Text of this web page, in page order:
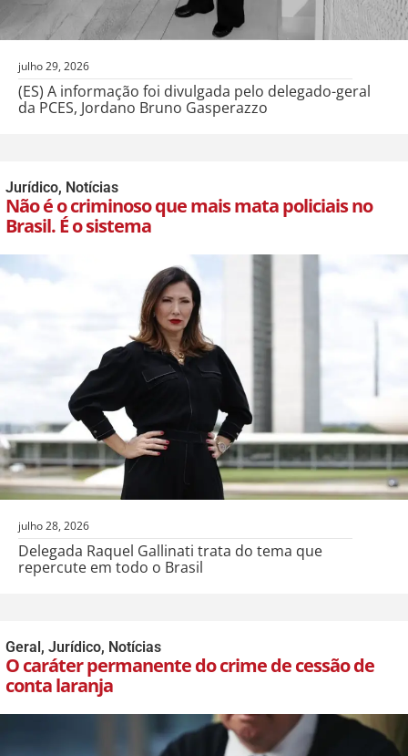
julho 29, 2026
(ES) A informação foi divulgada pelo delegado-geral
da PCES, Jordano Bruno Gasperazzo
Jurídico, Notícias
Não é o criminoso que mais mata policiais no
Brasil. É o sistema
julho 28, 2026
Delegada Raquel Gallinati trata do tema que
repercute em todo o Brasil
Geral, Jurídico, Notícias
O caráter permanente do crime de cessão de
conta laranja